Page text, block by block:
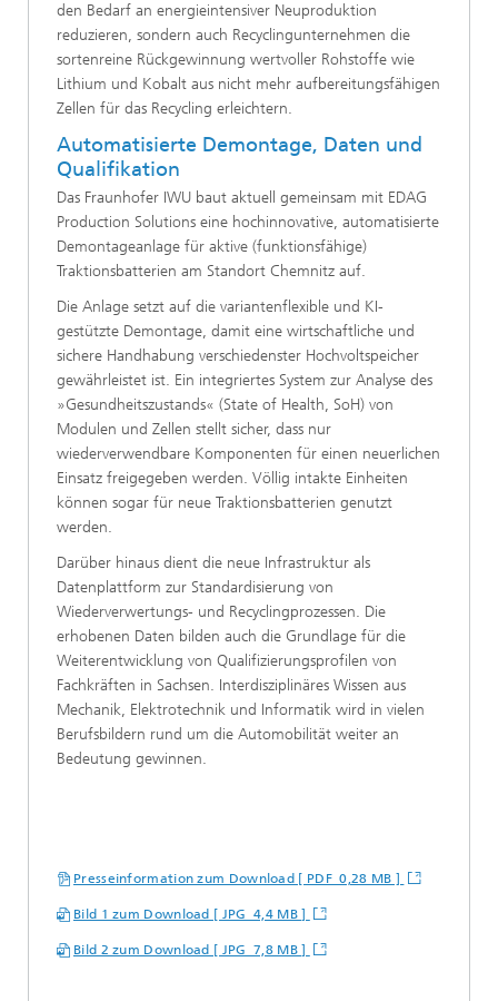
den Bedarf an energieintensiver Neuproduktion
reduzieren, sondern auch Recyclingunternehmen die
sortenreine Rückgewinnung wertvoller Rohstoffe wie
Lithium und Kobalt aus nicht mehr aufbereitungsfähigen
Zellen für das Recycling erleichtern.
Automatisierte Demontage, Daten und
Qualifikation
Das Fraunhofer IWU baut aktuell gemeinsam mit EDAG
Production Solutions eine hochinnovative, automatisierte
Demontageanlage für aktive (funktionsfähige)
Traktionsbatterien am Standort Chemnitz auf.
Die Anlage setzt auf die variantenflexible und KI-
gestützte Demontage, damit eine wirtschaftliche und
sichere Handhabung verschiedenster Hochvoltspeicher
gewährleistet ist. Ein integriertes System zur Analyse des
»Gesundheitszustands« (State of Health, SoH) von
Modulen und Zellen stellt sicher, dass nur
wiederverwendbare Komponenten für einen neuerlichen
Einsatz freigegeben werden. Völlig intakte Einheiten
können sogar für neue Traktionsbatterien genutzt
werden.
Darüber hinaus dient die neue Infrastruktur als
Datenplattform zur Standardisierung von
Wiederverwertungs- und Recyclingprozessen. Die
erhobenen Daten bilden auch die Grundlage für die
Weiterentwicklung von Qualifizierungsprofilen von
Fachkräften in Sachsen. Interdisziplinäres Wissen aus
Mechanik, Elektrotechnik und Informatik wird in vielen
Berufsbildern rund um die Automobilität weiter an
Bedeutung gewinnen.
Presseinformation zum Download [ PDF 0,28 MB ]
Bild 1 zum Download [ JPG 4,4 MB ]
Bild 2 zum Download [ JPG 7,8 MB ]